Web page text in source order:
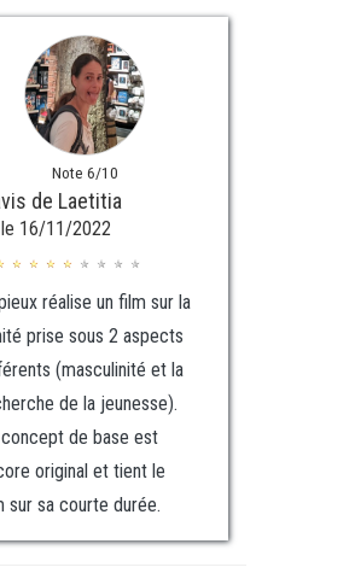
Note 6/10
de Laetitia
16/11/2022
réalise un film sur la
prise sous 2 aspects
(masculinité et la
de la jeunesse).
concept de base est
original et tient le
sur sa courte durée.